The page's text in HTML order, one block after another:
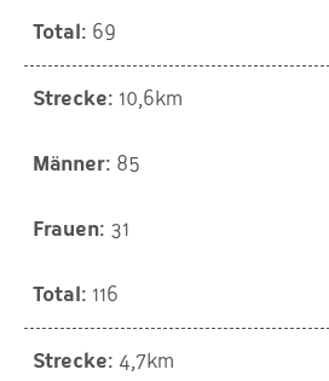
69
10,6km
85
31
116
4,7km